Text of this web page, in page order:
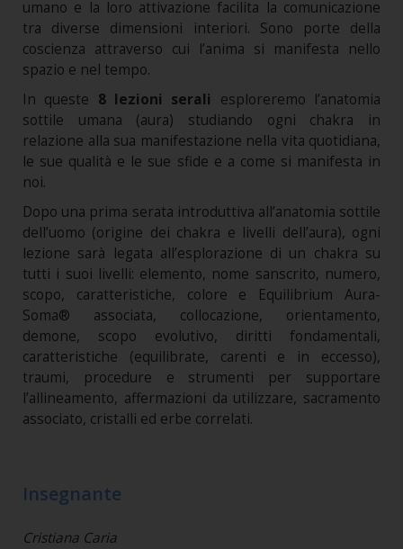
umano e la loro attivazione facilita la comunicazione
tra diverse dimensioni interiori. Sono porte della
coscienza attraverso cui l’anima si manifesta nello
spazio e nel tempo.
In queste 8 lezioni serali
esploreremo l’anatomia
sottile umana (aura) studiando ogni chakra in
relazione alla sua manifestazione nella vita quotidiana,
le sue qualità e le sue sfide e a come si manifesta in
noi.
Dopo una prima serata introduttiva all’anatomia sottile
dell’uomo (origine dei chakra e livelli dell’aura), ogni
lezione sarà legata all’esplorazione di un chakra su
tutti i suoi livelli: elemento, nome sanscrito, numero,
scopo, caratteristiche, colore e Equilibrium Aura-
Soma® associata, collocazione, orientamento,
demone, scopo evolutivo, diritti fondamentali,
caratteristiche (equilibrate, carenti e in eccesso),
traumi, procedure e strumenti per supportare
l’allineamento, affermazioni da utilizzare, sacramento
associato, cristalli ed erbe correlati.
Insegnante
Cristiana Caria